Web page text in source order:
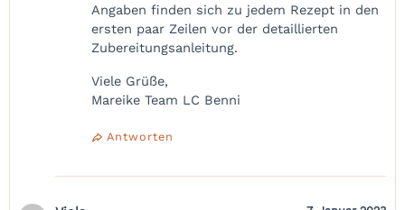
Angaben finden sich zu jedem Rezept in den
ersten paar Zeilen vor der detaillierten
Zubereitungsanleitung.
Viele Grüße,
Mareike Team LC Benni
Antworten